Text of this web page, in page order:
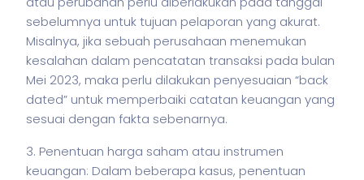
sebelumnya untuk tujuan pelaporan yang akurat.
Misalnya, jika sebuah perusahaan menemukan
kesalahan dalam pencatatan transaksi pada bulan
Mei 2023, maka perlu dilakukan penyesuaian “back
dated” untuk memperbaiki catatan keuangan yang
sesuai dengan fakta sebenarnya.
3. Penentuan harga saham atau instrumen
keuangan: Dalam beberapa kasus, penentuan